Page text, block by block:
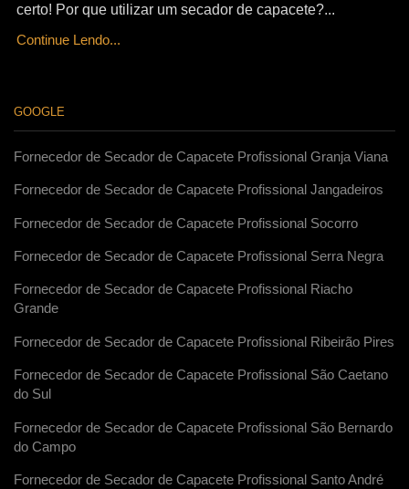
certo! Por que utilizar um secador de capacete?...
Continue Lendo...
GOOGLE
Fornecedor de Secador de Capacete Profissional Granja Viana
Fornecedor de Secador de Capacete Profissional Jangadeiros
Fornecedor de Secador de Capacete Profissional Socorro
Fornecedor de Secador de Capacete Profissional Serra Negra
Fornecedor de Secador de Capacete Profissional Riacho
Grande
Fornecedor de Secador de Capacete Profissional Ribeirão Pires
Fornecedor de Secador de Capacete Profissional São Caetano
do Sul
Fornecedor de Secador de Capacete Profissional São Bernardo
do Campo
Fornecedor de Secador de Capacete Profissional Santo André